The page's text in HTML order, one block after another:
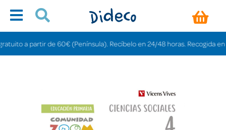
a partir de 60€ (Península). Recíbelo en 24/48 horas. Recogida en